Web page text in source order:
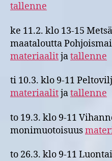
tallenne
ke 11.2. klo 13-15
maataloutta
materiaalitjatallenne
ti 10.3. klo 9-11
materiaalitjatallenne
to 19.3. klo 9-11
monimuotoisuus
to 26.3. klo 9-11